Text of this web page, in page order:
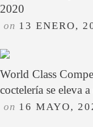
2020
on 13 ENERO,
World Class
coctelería se eleva
on 16 MAYO,